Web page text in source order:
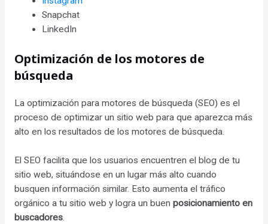
Snapchat
LinkedIn
Optimización de los motores de
búsqueda
La optimización para motores de búsqueda (SEO) es el
proceso de optimizar un sitio web para que aparezca más
alto en los resultados de los motores de búsqueda.
El SEO facilita que los usuarios encuentren el blog de tu
sitio web, situándose en un lugar más alto cuando
busquen información similar. Esto aumenta el tráfico
orgánico a tu sitio web y logra un buen posicionamiento en
buscadores.